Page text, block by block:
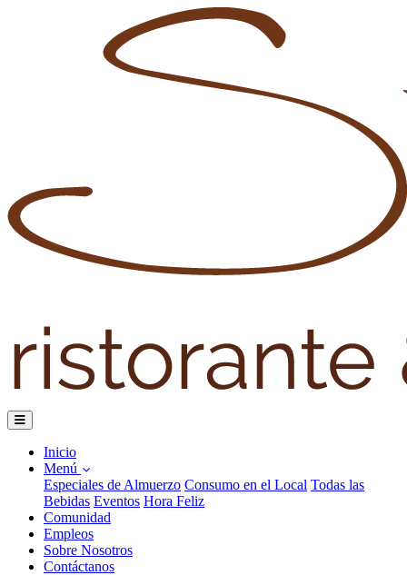
Inicio
Menú
Especiales de Almuerzo Consumo en el Local Todas las
Bebidas Eventos Hora Feliz
Comunidad
Empleos
Sobre Nosotros
Contáctanos